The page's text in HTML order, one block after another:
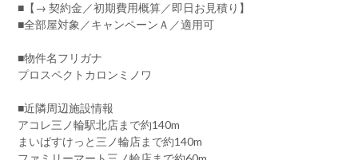
■【→ 契約金／初期費用概算／即日お見積り】
■全部屋対象／キャンペーンＡ／適用可
■物件名フリガナ
プロスペクトカロンミノワ
■近隣周辺施設情報
アコレ三ノ輪駅北店まで約140m
まいばすけっと三ノ輪店まで約140m